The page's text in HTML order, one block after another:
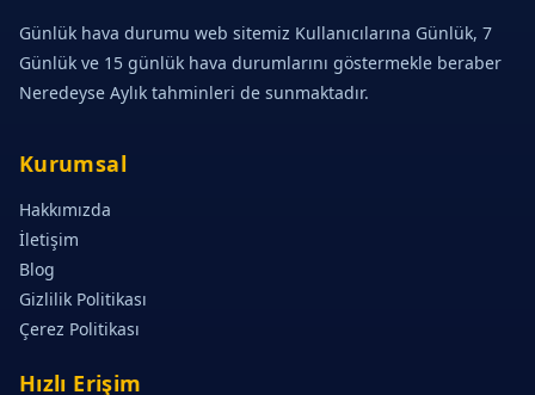
Günlük hava durumu web sitemiz Kullanıcılarına Günlük, 7
Günlük ve 15 günlük hava durumlarını göstermekle beraber
Neredeyse Aylık tahminleri de sunmaktadır.
Kurumsal
Hakkımızda
İletişim
Blog
Gizlilik Politikası
Çerez Politikası
Hızlı Erişim